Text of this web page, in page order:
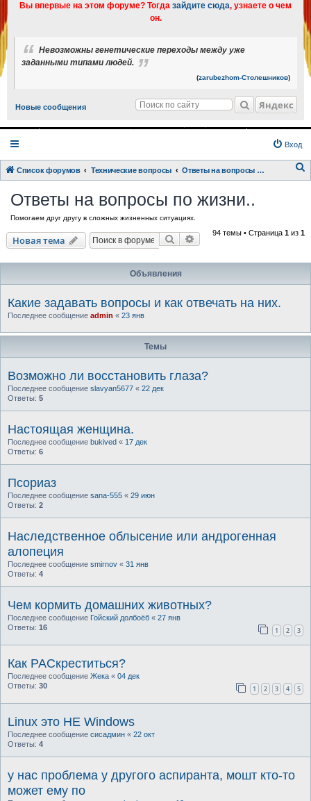
Вы впервые на этом форуме? Тогда зайдите сюда, узнаете о чем
он.
Невозможны генетические переходы между уже
заданными типами людей.
(zarubezhom-Столешников)
Новые сообщения Яндекс
Вход
Список форумов Технические вопросы Ответы на вопросы по жизни..
Ответы на вопросы по жизни..
Помогаем друг другу в сложных жизненных ситуациях.
Новая тема Поиск Расширенный поиск
94 темы • Страница 1 из 1
Объявления
Какие задавать вопросы и как отвечать на них.
Последнее сообщение admin « 23 янв
Темы
Возможно ли восстановить глаза?
Последнее сообщение slavyan5677 « 22 дек
Ответы: 5
Настоящая женщина.
Последнее сообщение bukived « 17 дек
Ответы: 6
Псориаз
Последнее сообщение sana-555 « 29 июн
Ответы: 2
Наследственное облысение или андрогенная
алопеция
Последнее сообщение smirnov « 31 янв
Ответы: 4
Чем кормить домашних животных?
Последнее сообщение Гойский долбоёб « 27 янв
Ответы: 16 1 2 3
Как РАСкреститься?
Последнее сообщение Жека « 04 дек
Ответы: 30 1 2 3 4 5
Linux это НЕ Windows
Последнее сообщение сисадмин « 22 окт
Ответы: 4
у нас проблема у другого аспиранта, мошт кто-то
может ему по